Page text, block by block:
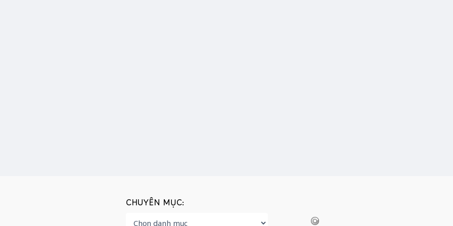
CHUYÊN MỤC: